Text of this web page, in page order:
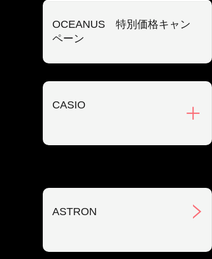
OCEANUS 特別価格キャン
ペーン
CASIO
ASTRON